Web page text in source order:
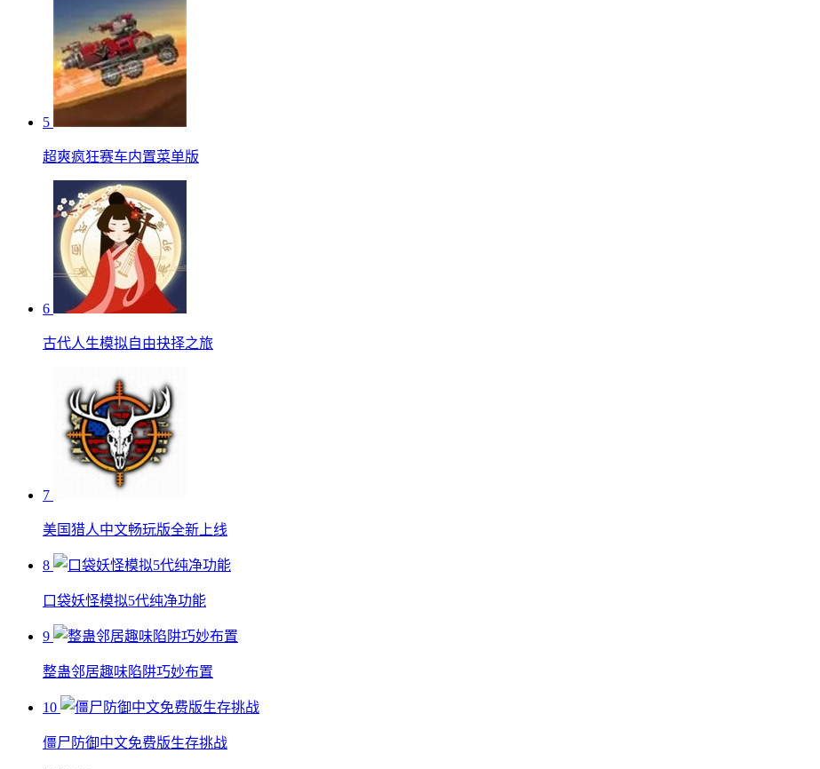
5
超爽疯狂赛车内置菜单版
6
古代人生模拟自由抉择之旅
7
美国猎人中文畅玩版全新上线
8
口袋妖怪模拟5代纯净功能
9
整蛊邻居趣味陷阱巧妙布置
10
僵尸防御中文免费版生存挑战